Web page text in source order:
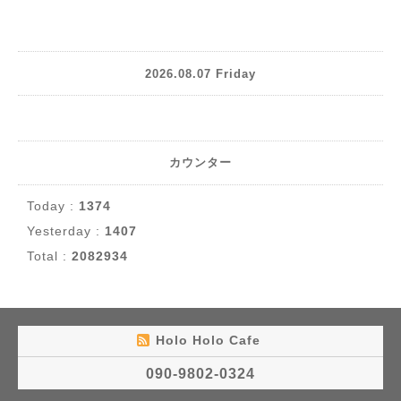
2026.08.07 Friday
カウンター
Today : 1374
Yesterday : 1407
Total : 2082934
Holo Holo Cafe
090-9802-0324